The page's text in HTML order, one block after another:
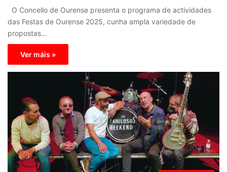
O Concello de Ourense presenta o programa de actividades
das Festas de Ourense 2025, cunha ampla variedade de
propostas…
Ver máis »